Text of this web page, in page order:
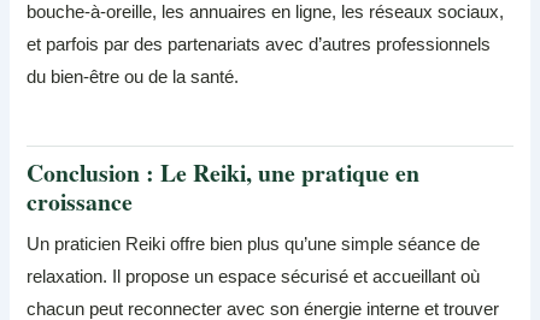
bouche-à-oreille, les annuaires en ligne, les réseaux sociaux,
et parfois par des partenariats avec d’autres professionnels
du bien-être ou de la santé.
Conclusion : Le Reiki, une pratique en
croissance
Un praticien Reiki offre bien plus qu’une simple séance de
relaxation. Il propose un espace sécurisé et accueillant où
chacun peut reconnecter avec son énergie interne et trouver